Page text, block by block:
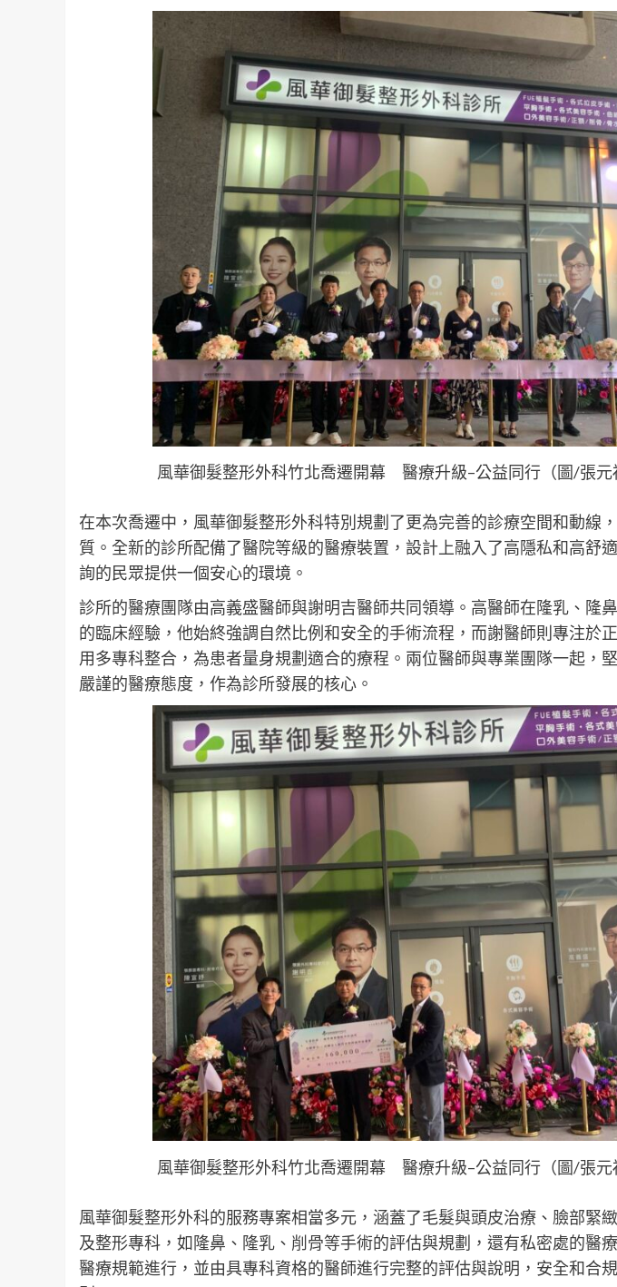
風華御髮整形外科竹北喬遷開幕 醫療升級–公益同行（圖/張元
在本次喬遷中，風華御髮整形外科特別規劃了更為完善的診療空間和動線
質。全新的診所配備了醫院等級的醫療裝置，設計上融入了高隱私和高舒
詢的民眾提供一個安心的環境。
診所的醫療團隊由高義盛醫師與謝明吉醫師共同領導。高醫師在隆乳、隆
的臨床經驗，他始終強調自然比例和安全的手術流程，而謝醫師則專注於
用多專科整合，為患者量身規劃適合的療程。兩位醫師與專業團隊一起，
嚴謹的醫療態度，作為診所發展的核心。
風華御髮整形外科竹北喬遷開幕 醫療升級–公益同行（圖/張元
風華御髮整形外科的服務專案相當多元，涵蓋了毛髮與頭皮治療、臉部緊
及整形專科，如隆鼻、隆乳、削骨等手術的評估與規劃，還有私密處的醫
醫療規範進行，並由具專科資格的醫師進行完整的評估與說明，安全和合